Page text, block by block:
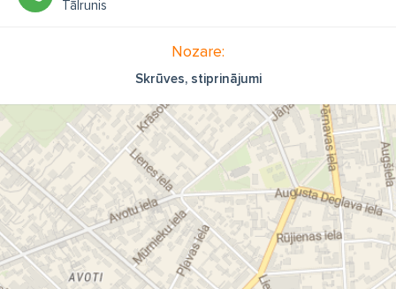
Tālrunis
Nozare:
Skrūves, stiprinājumi